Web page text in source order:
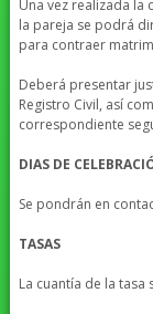
Una vez realizada la
la pareja se podrá
para contraer
Deberá presentar
Registro Civil, así
correspondiente
DIAS DE
Se pondrán en
TASAS
La cuantía de la tasa